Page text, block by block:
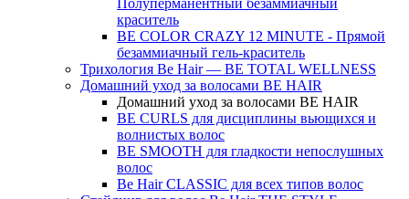
Полуперманентный безаммиачный
краситель
BE COLOR CRAZY 12 MINUTE - Прямой
безаммиачный гель-краситель
Трихология Be Hair — BE TOTAL WELLNESS
Домашний уход за волосами BE HAIR
Домашний уход за волосами BE HAIR
BE CURLS для дисциплины вьющихся и
волнистых волос
BE SMOOTH для гладкости непослушных
волос
Be Hair CLASSIC для всех типов волос